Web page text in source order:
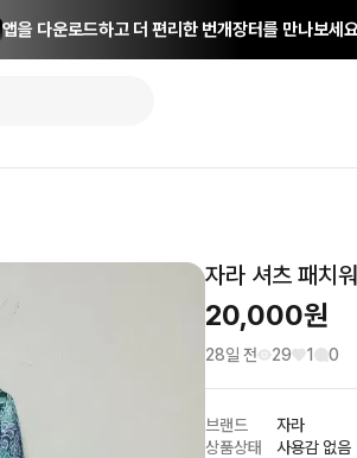
앱을 다운로드하고 더 편리한 번개장터를 만나보세
자라 셔츠 패치
20,000원
28일 전 29 1 0
브랜드
자라
상품상태
사용감 없음